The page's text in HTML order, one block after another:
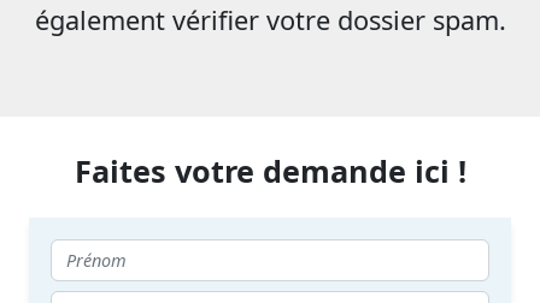
également vérifier votre dossier spam.
Faites votre demande ici !